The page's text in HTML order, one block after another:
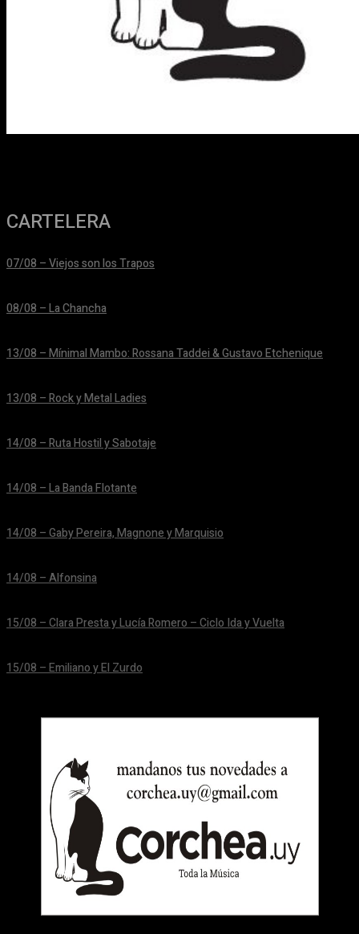
CARTELERA
07/08 – Viejos son los Trapos
08/08 – La Chancha
13/08 – Mínimal Mambo: Rossana Taddei & Gustavo Etchenique
13/08 – Rock y Metal Ladies
14/08 – Ruta Hostil y Sabotaje
14/08 – La Banda Flotante
14/08 – Gaby Pereira, Magnone y Marquisio
14/08 – Alfonsina
15/08 – Clara Presta y Lucía Romero – Ciclo Ida y Vuelta
15/08 – Emiliano y El Zurdo